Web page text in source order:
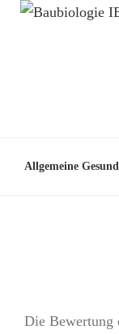
Allgemeine
Die Bewertung